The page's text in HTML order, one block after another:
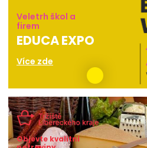
Veletrh škol a
firem
EDUCA EXPO
Více zde
Objevte kvalitní